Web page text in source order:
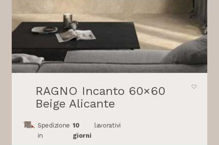
RAGNO Incanto 60×60
Beige Alicante
Spedizione
in
10
giorni
lavorativi